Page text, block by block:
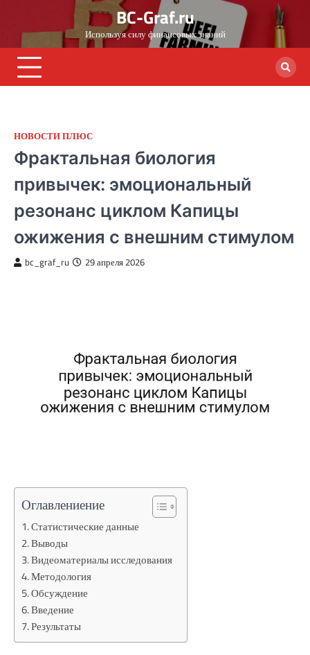
content
BC-Graf.ru
Используя силу финансовых знаний
НОВОСТИ ПЛЮС
Фрактальная биология
привычек: эмоциональный
резонанс циклом Капицы
ожижения с внешним стимулом
bc_graf_ru 29 апреля 2026
Оглавлениение
Статистические данные
Выводы
Видеоматериалы исследования
Методология
Обсуждение
Введение
Результаты